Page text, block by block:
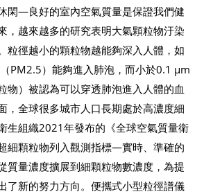
閑—良好的室內空氣質量是保證我們健
，越來越多的研究表明大氣顆粒物汙染
粒徑越小的顆粒物越能夠深入人體，如
PM2.5）能夠進入肺泡，而小於0.1 μm
物）被認為可以穿透肺泡進入人體的血
，全球很多城市人口長期處於高濃度細
生組織2021年發布的《全球空氣質量衛
細顆粒物列入觀測指標—實時、準確的
質量濃度擴展到細顆粒物數濃度，為提
了新的努力方向。便攜式小型粒徑譜儀